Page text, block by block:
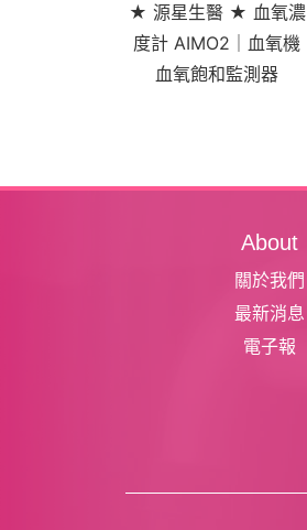
★ 源星生醫 ★ 血氧濃
度計 AIMO2｜血氧機
血氧飽和監測器
About
關於我們
最新消息
電子報